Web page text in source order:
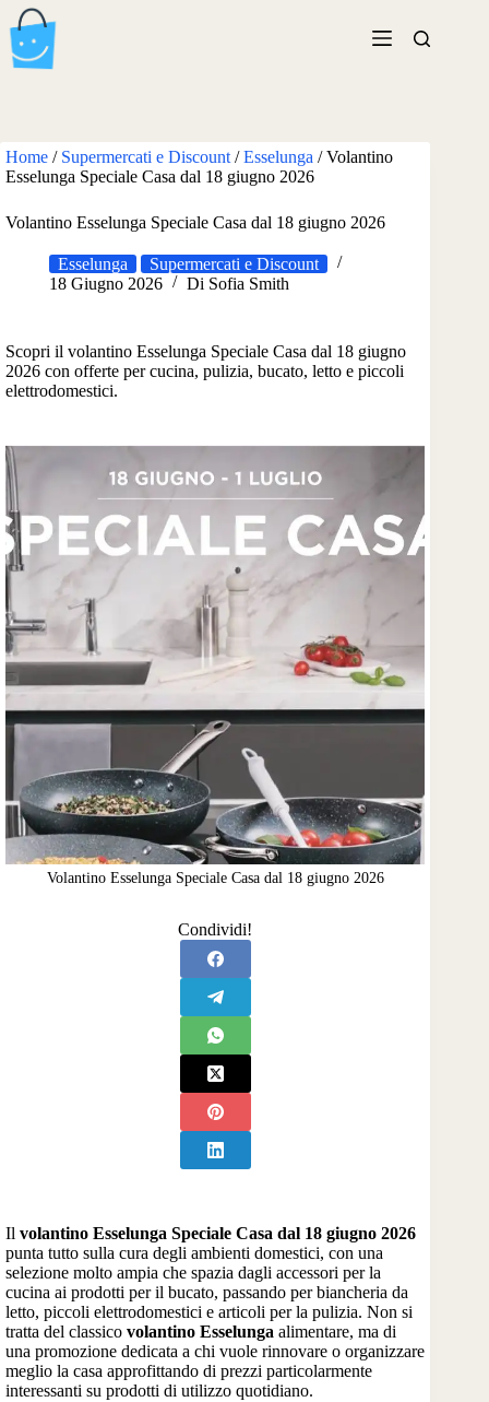
Salta
al
contenuto
Home / Supermercati e Discount /Esselunga /Volantino
Esselunga Speciale Casa dal 18 giugno 2026
Volantino Esselunga Speciale Casa dal 18 giugno 2026
Esselunga
Supermercati e Discount
18 Giugno 2026
Di Sofia Smith
Scopri il volantino Esselunga Speciale Casa dal 18 giugno
2026 con offerte per cucina, pulizia, bucato, letto e piccoli
elettrodomestici.
Volantino Esselunga Speciale Casa dal 18 giugno 2026
Condividi!
Il volantino Esselunga Speciale Casa dal 18 giugno 2026
punta tutto sulla cura degli ambienti domestici, con una
selezione molto ampia che spazia dagli accessori per la
cucina ai prodotti per il bucato, passando per biancheria da
letto, piccoli elettrodomestici e articoli per la pulizia. Non si
tratta del classico volantino Esselunga alimentare, ma di
una promozione dedicata a chi vuole rinnovare o organizzare
meglio la casa approfittando di prezzi particolarmente
interessanti su prodotti di utilizzo quotidiano.